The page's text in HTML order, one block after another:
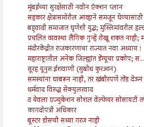
मुंबईच्या सुरक्षेसाठी नवीन ऍक्शन प्लान
सहकार क्षेत्रासमोरील आव्हाने समजून
बहुवादी समाजात घृणेशी युद्ध; मुस्लिमांवरील
प्रचलित व्यवस्था लैंगिक गुन्हे रोखू शकत नाही;
मंदीरकेंद्रीत राजकारणाचा राज्यात नवा अध्याय !
महाराष्ट्रातील अनेक जिल्ह्यांत डेंग्यूचा प्रकोप; स...
सूरह यूनुस:ईशवाणी (सुबोध कुरआन)
समस्यांना घाबरून नाही, तर खंबीरपणे तोंड
धर्मवाद विरुद्ध सेक्युलरवाद
द येवला एज्युकेशन सोशल वेल्फेयर सोसायटी
कागदोपत्री अधिकार
बूस्टर डोसची सध्या गरज नाही